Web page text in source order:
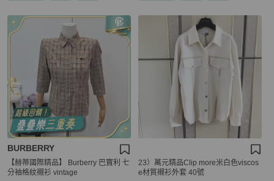
BURBERRY
【赫蒂國際精品】 Burberry 巴寶利 七
分袖格紋襯衫 vintage
23）萬元精品Clip more米白色viscos
e材質襯衫外套 40號